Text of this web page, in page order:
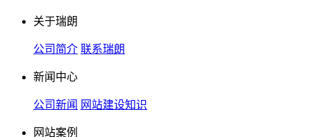
关于瑞朗
公司简介 联系瑞朗
新闻中心
公司新闻 网站建设知识
网站案例